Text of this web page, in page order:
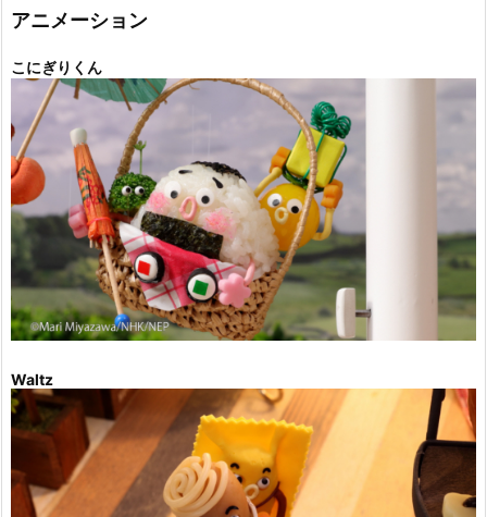
ー
アニメーション
こにぎりくん
Waltz